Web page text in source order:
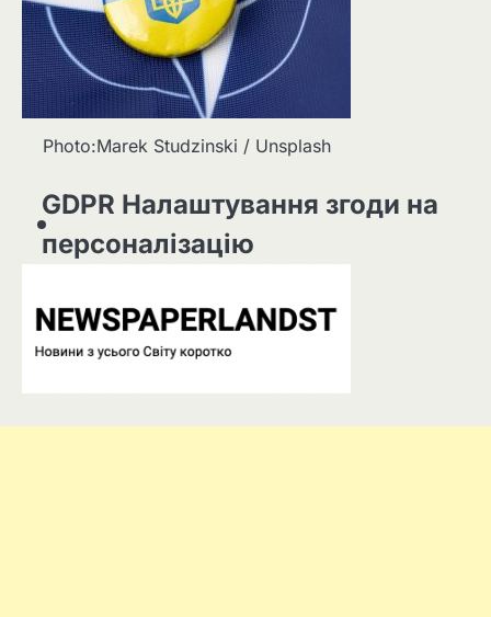
Photo:Marek Studzinski / Unsplash
GDPR Налаштування згоди на
персоналізацію